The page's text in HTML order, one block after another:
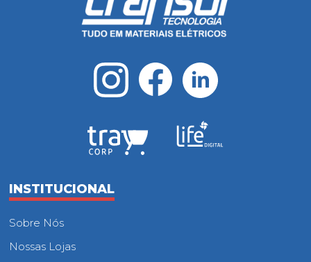
INSTITUCIONAL
Sobre Nós
Nossas Lojas